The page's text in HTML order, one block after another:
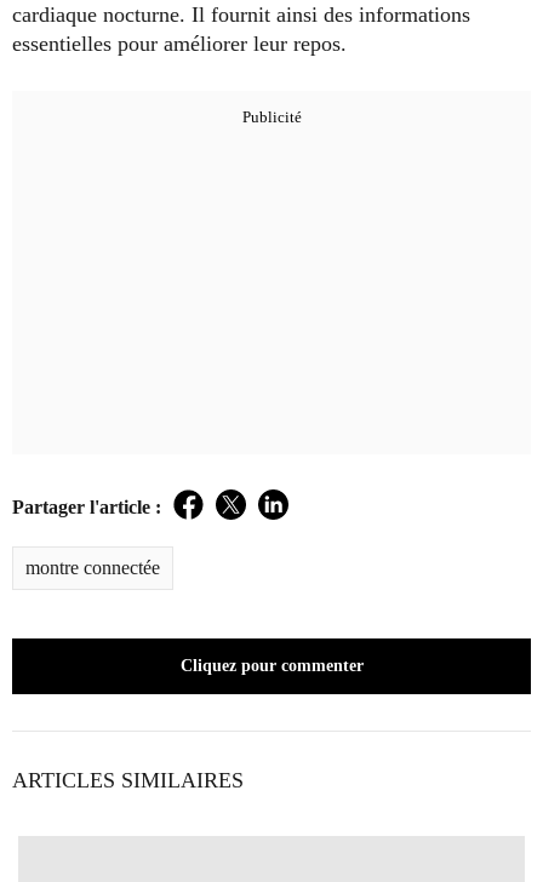
cardiaque nocturne. Il fournit ainsi des informations
essentielles pour améliorer leur repos.
Partager l'article : Facebook
TwitterLinkedIn
montre connectée
Cliquez pour commenter
ARTICLES SIMILAIRES